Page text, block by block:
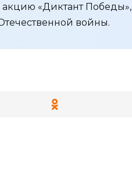
«Диктант Победы»,
войны.